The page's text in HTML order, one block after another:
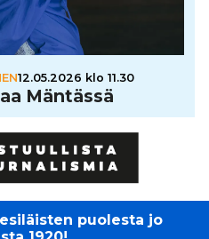
12.05.2026 klo 11.30
Mäntässä
puolesta jo